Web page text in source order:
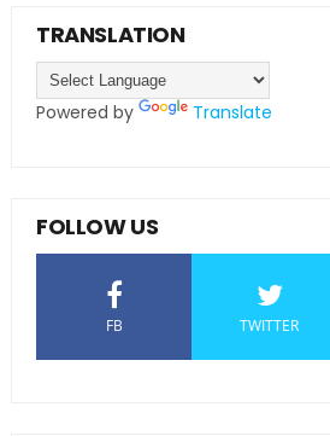
TRANSLATION
Powered by Translate
FOLLOW US
FB TWITTER